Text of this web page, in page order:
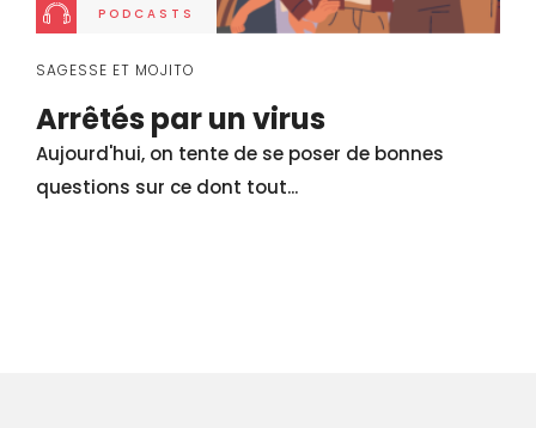
PODCASTS
SAGESSE ET MOJITO
Arrêtés par un virus
Aujourd'hui, on tente de se poser de bonnes
questions sur ce dont tout...